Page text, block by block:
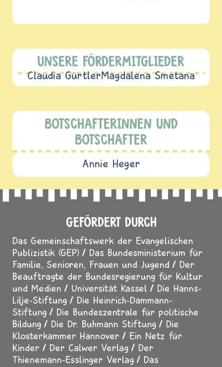
UNSERE FÖRDERMITGLIEDER
Claudia GürtlerMagdalena Smetana
BOTSCHAFTERINNEN UND
BOTSCHAFTER
Annie Heger
GEFÖRDERT DURCH
Das Gemeinschaftswerk der Evangelischen
Publizistik (GEP)
Das Bundesministerium für
Familie, Senioren, Frauen und Jugend
Der
Beauftragte der Bundesregierung für Kultur
und Medien
Universität Kassel
Die Hanns-
Lilje-Stiftung
Die Heinrich-Dammann-
Stiftung
Die Bundeszentrale für politische
Bildung
Die Dr. Buhmann Stiftung
Die
Klosterkammer Hannover
Ein Netz für
Kinder
Der Calwer Verlag
Der
Thienemann-Esslinger Verlag
Das